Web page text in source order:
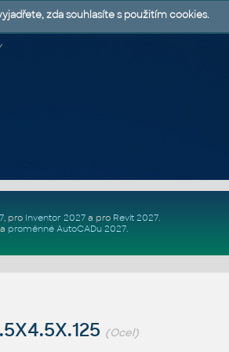
, pro Inventor 2027a pro Revit 2027.
proměnné AutoCADu 2027.
(Ocel)
zda souhlasíte s použitím cookies.